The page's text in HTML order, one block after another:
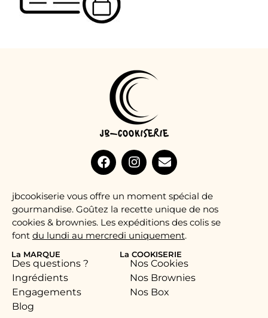
jbcookiserie vous offre un moment spécial de
gourmandise. Goûtez la recette unique de nos
cookies & brownies. Les expéditions des colis se
font du lundi au mercredi uniquement.
La MARQUE La COOKISERIE
Des questions ?
Ingrédients
Engagements
Blog
Nos Cookies
Nos Brownies
Nos Box